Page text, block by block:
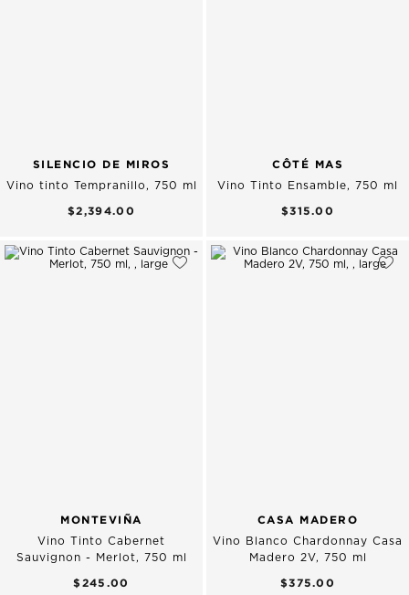
SILENCIO DE MIROS
Vino tinto Tempranillo, 750 ml
$2,394.00
CÔTÉ MAS
Vino Tinto Ensamble, 750 ml
$315.00
MONTEVIÑA
Vino Tinto Cabernet
Sauvignon - Merlot, 750 ml
$245.00
CASA MADERO
Vino Blanco Chardonnay Casa
Madero 2V, 750 ml
$375.00